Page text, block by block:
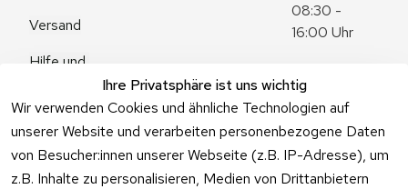
Ihre Privatsphäre ist uns wichtig
Wir verwenden Cookies und ähnliche Technologien auf
unserer Website und verarbeiten personenbezogene Daten
von Besucher:innen unserer Webseite (z.B. IP-Adresse), um
z.B. Inhalte zu personalisieren, Medien von Drittanbietern
Versand
Hilfe und
Fragen
08:30 -
16:00 Uhr
Zum
Kontaktformu
lar